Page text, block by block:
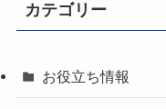
カテゴリー
お役立ち情報